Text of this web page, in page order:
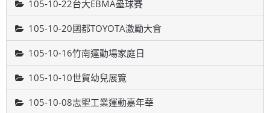
105-10-22台大EBMA壘球賽
105-10-20國都TOYOTA激勵大會
105-10-16竹南運動場家庭日
105-10-10世貿幼兒展覽
105-10-08志聖工業運動嘉年華